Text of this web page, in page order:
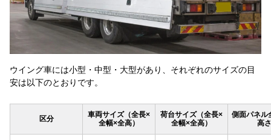
ウイング車には小型・中型・大型があり、それぞれのサイズの目
安は以下のとおりです。
区分 車両サイズ（全長×
全幅×全高）
荷台サイズ（全長×
全幅×全高）
側面パネル
高さ